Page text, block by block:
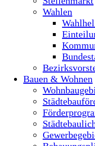
Wahlen
Bauen & Wohnen